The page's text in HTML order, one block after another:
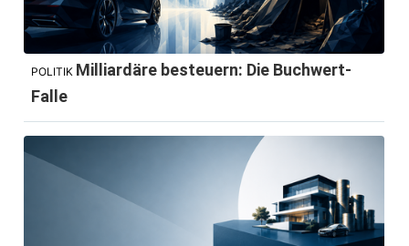
POLITIK Milliardäre besteuern: Die Buchwert-
Falle